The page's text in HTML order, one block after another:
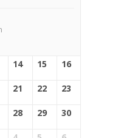
14 15 16
21 22 23
28 29 30